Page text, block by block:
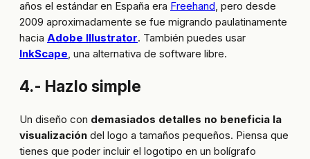
años el estándar en España era Freehand, pero desde
2009 aproximadamente se fue migrando paulatinamente
hacia Adobe Illustrator. También puedes usar
InkScape, una alternativa de software libre.
4.- Hazlo simple
Un diseño con demasiados detalles no beneficia la
visualización del logo a tamaños pequeños. Piensa que
tienes que poder incluir el logotipo en un bolígrafo